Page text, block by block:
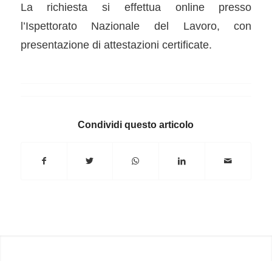
La richiesta si effettua online presso
l’Ispettorato Nazionale del Lavoro, con
presentazione di attestazioni certificate.
Condividi questo articolo